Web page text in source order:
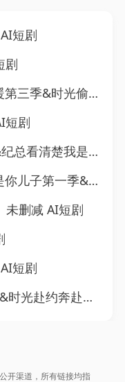
短剧
剧
源知暖第三季（41集）AI短剧
短剧
你保镖（88集）AI短剧
是你儿子第一季（146集）AI短剧
未删减 AI短剧
短剧
上之人（45集）AI短剧
开渠道，所有链接均指